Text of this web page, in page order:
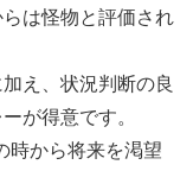
は怪物と評価され
え、状況判断の良
が得意です。
時から将来を渇望